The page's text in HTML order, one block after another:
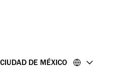
CIUDAD DE MÉXICO